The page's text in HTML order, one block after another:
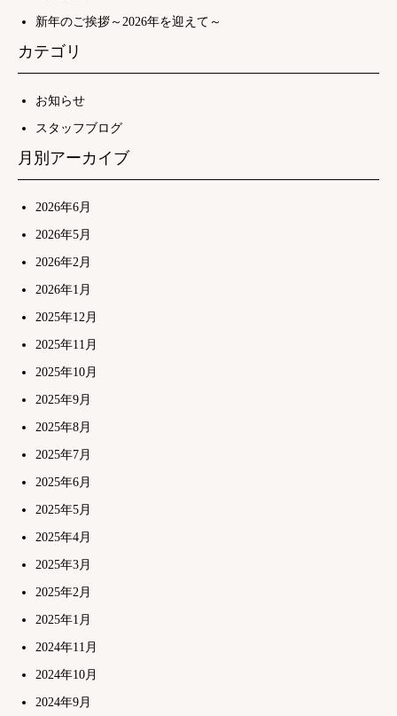
新年のご挨拶～2026年を迎えて～
カテゴリ
お知らせ
スタッフブログ
月別アーカイブ
2026年6月
2026年5月
2026年2月
2026年1月
2025年12月
2025年11月
2025年10月
2025年9月
2025年8月
2025年7月
2025年6月
2025年5月
2025年4月
2025年3月
2025年2月
2025年1月
2024年11月
2024年10月
2024年9月